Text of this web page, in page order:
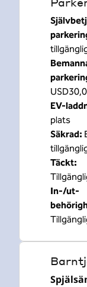
EV-
plats
Säkrad:
Täckt:
In-/ut-